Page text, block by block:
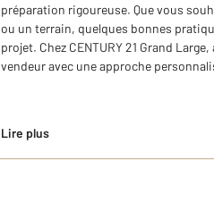
préparation rigoureuse. Que vous
ou un terrain, quelques bonnes
projet. Chez CENTURY 21 Grand
vendeur avec une approche
Lire plus